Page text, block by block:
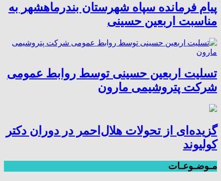
پیام فرمانده سپاه شهرستان بندرماهشهر به
مناسبت اربعین حسینی
تسلیت اربعین حسینی توسط روابط عمومی
شرکت پتروشیمی مارون
گزیده‌ای از تحولات هلال‌احمر در دوران دکتر
کولیوند
مـوضـوعـات